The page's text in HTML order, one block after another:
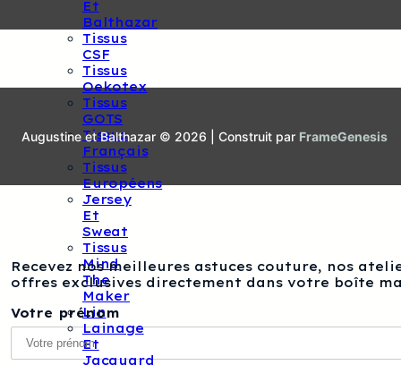
Et
Balthazar
Tissus
CSF
Tissus
Oekotex
Tissus
GOTS
Tissus
Français
Tissus
Européens
Jersey
Et
Sweat
Tissus
Mind
The
Maker
Lin
Lainage
Et
Jacquard
Augustine et Balthazar © 2026 | Construit par FrameGenesis
Recevez nos meilleures astuces couture, nos
offres exclusives directement dans votre boîte
Votre prénom